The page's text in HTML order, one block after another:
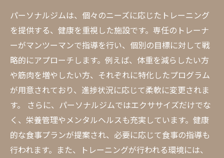
パーソナルジムは、個々のニーズに応じたトレーニング
を提供する、健康を重視した施設です。専任のトレーナ
ーがマンツーマンで指導を行い、個別の目標に対して戦
略的にアプローチします。例えば、体重を減らしたい方
や筋肉を増やしたい方、それぞれに特化したプログラム
が用意されており、進捗状況に応じて柔軟に変更されま
す。 さらに、パーソナルジムではエクササイズだけでな
く、栄養管理やメンタルヘルスも充実しています。健康
的な食事プランが提案され、必要に応じて食事の指導も
行われます。また、トレーニングが行われる環境には、